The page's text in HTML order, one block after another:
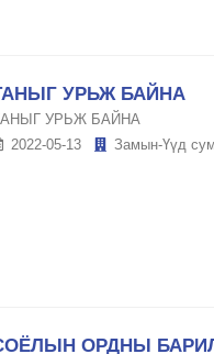
УРЬЖ БАЙНА
УРЬЖ БАЙНА
2022-05-13 Замын-Үүд сум
ОРДНЫ